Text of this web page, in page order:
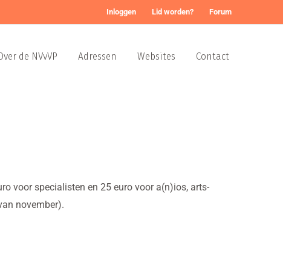
Inloggen Lid worden? Forum
de NVvVP Adressen Websites Contact
voor specialisten en 25 euro voor a(n)ios, arts-
november).